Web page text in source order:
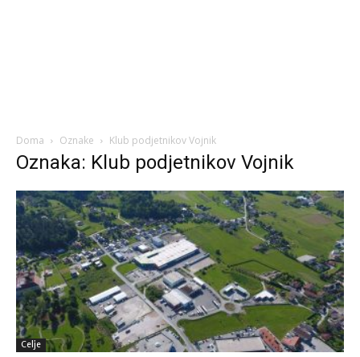
Doma Oznake Klub podjetnikov Vojnik
Oznaka: Klub podjetnikov Vojnik
Celje